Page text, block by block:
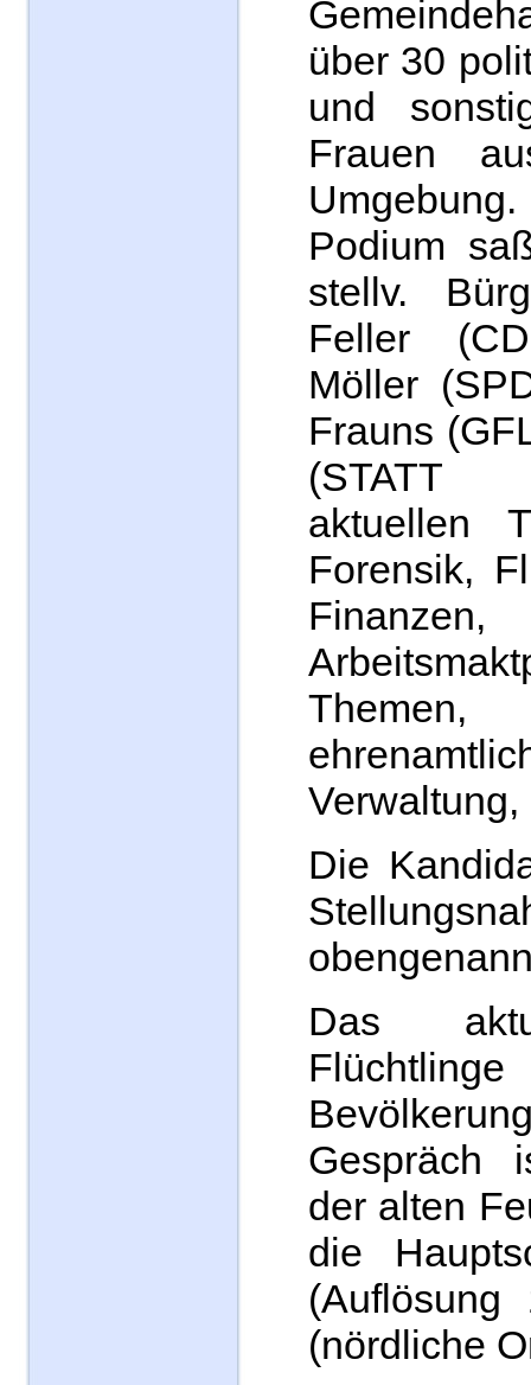
über 30
und
Frauen
Podium
stellv.
Feller
Möller
Frauns
(STATT
aktuellen
Forensik,
Die
Das
Gespräch
der alten
die
(Auflösung
(nördliche